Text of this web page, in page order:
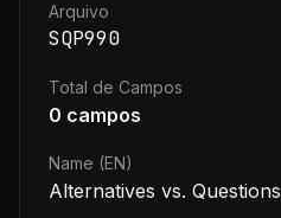
Arquivo
SQP990
Total de Campos
0 campos
Name (EN)
Alternatives vs. Questions